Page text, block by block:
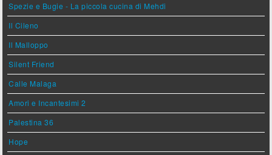
Spezie e Bugie - La piccola cucina di Mehdi
Il Cileno
Il Malloppo
Silent Friend
Calle Malaga
Amori e Incantesimi 2
Palestina 36
Hope